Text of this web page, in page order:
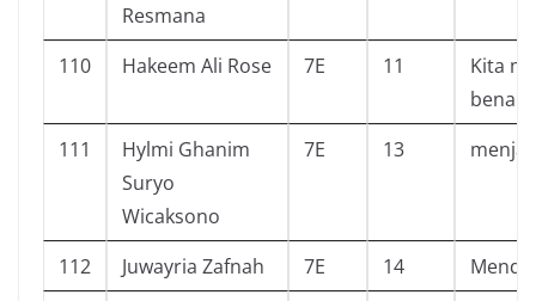
Resmana
110 Hakeem Ali Rose 7E 11
Kita
benar
111
Hylmi Ghanim
Suryo
Wicaksono
7E 13
112 Juwayria Zafnah 7E 14